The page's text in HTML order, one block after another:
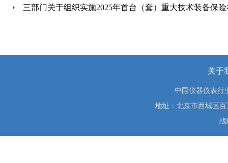
三部门关于组织实施2025年首台（套）重大技术装备保
关于
中国仪器仪表
地址：北京市西城区
战